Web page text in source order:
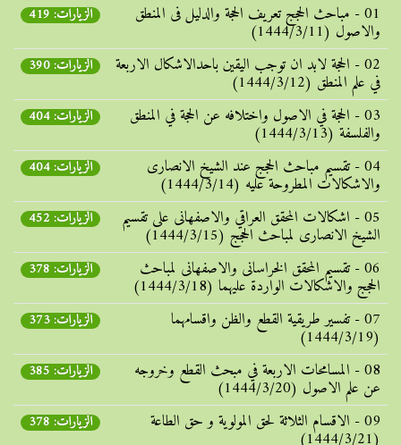
01 - مباحث الحجج تعریف الحجة والدلیل فی المنطق
والاصول (1444/3/11)
الزيارات: 419
02 - الحجة لابد ان توجب الیقین باحدالاشکال الاربعة
في علم المنطق (1444/3/12)
الزيارات: 390
03 - الحجة في الاصول واختلافه عن الحجة في المنطق
والفلسفة (1444/3/13)
الزيارات: 404
04 - تقسیم مباحث الحجج عند الشیخ الانصاری
والاشکالات المطروحة علیه (1444/3/14)
الزيارات: 404
05 - اشکالات المحقق العراقي والاصفهانی علی تقسیم
الشيخ الانصاری لمباحث الحجج (1444/3/15)
الزيارات: 452
06 - تقسیم المحقق الخراسانی والاصفهانی لمباحث
الحجج والاشکالات الواردة علیهما (1444/3/18)
الزيارات: 378
07 - تفسیر طریقیة القطع والظن واقسامهما
(1444/3/19)
الزيارات: 373
08 - المسامحات الاربعة في مبحث القطع وخروجه
عن علم الاصول (1444/3/20)
الزيارات: 385
09 - الاقسام الثلاثة لحق المولویة و حق الطاعة
(1444/3/21)
الزيارات: 378